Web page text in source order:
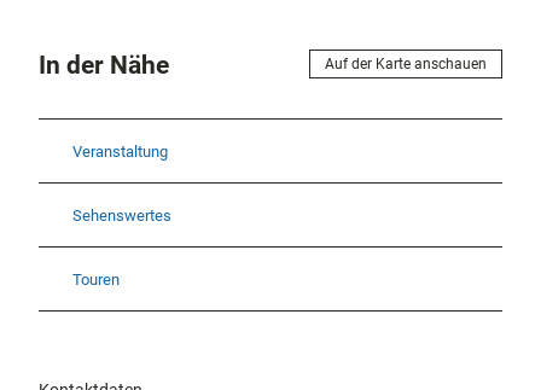
In der Nähe Auf der Karte anschauen
Veranstaltung
Sehenswertes
Touren